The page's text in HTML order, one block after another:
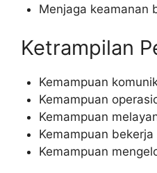
Menjaga keamanan
Ketrampilan
Kemampuan
Kemampuan
Kemampuan
Kemampuan
Kemampuan